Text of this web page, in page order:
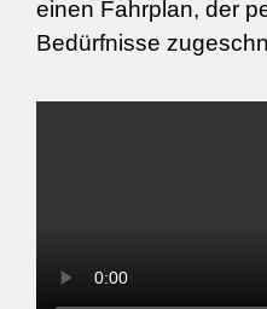
einen Fahrplan, der
Bedürfnisse